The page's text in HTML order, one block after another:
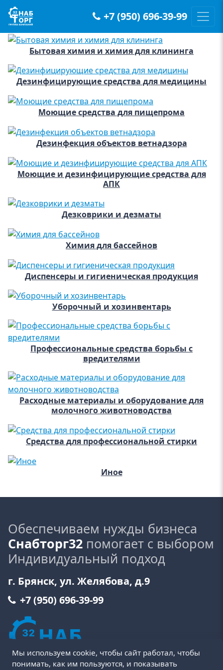
Main Navigation +7 (950) 696-39-99
Бытовая химия и химия для клининга
Дезинфицирующие средства для медицины
Моющие средства для пищепрома
Дезинфекция объектов ветнадзора
Моющие и дезинфицирующие средства для
АПК
Дезковрики и дезматы
Химия для бассейнов
Диспенсеры и гигиеническая продукция
Уборочный и хозинвентарь
Профессиональные средства борьбы с
вредителями
Расходные материалы и оборудование для
молочного животноводства
Средства для профессиональной стирки
Иное
Обеспечиваем нужды бизнеса
Снабторг32 помогает с выбором
Индивидуальный подход
г. Брянск, ул. Желябова, д.9
+7 (950) 696-39-99
Мы используем cookie, чтобы сайт работал, чтобы
понимать, как им пользуются, и показывать